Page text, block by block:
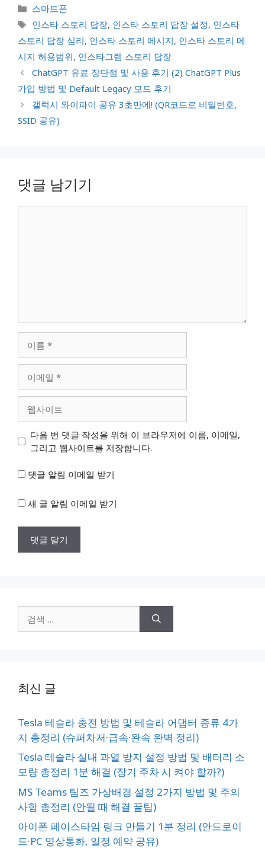
카
테
고
리
스마트폰
태
그
인스타 스토리 답장, 인스타 스토리 답장 설정, 인스타
스토리 답장 심리, 인스타 스토리 메시지, 인스타 스토리 메
시지 허용범위, 인스타그램 스토리 답장
ChatGPT 유료 장단점 및 사용 후기 (2) ChatGPT Plus
가입 방법 및 Default Legacy 모드 후기
갤럭시 와이파이 공유 3초만에! (QR코드로 비밀번호,
SSID 공유)
댓글 남기기
일
트
다음 번 댓글 작성을 위해 이 브라우저에 이름, 이메일,
그리고 웹사이트를 저장합니다.
댓글 알림 이메일 받기
새 글 알림 이메일 받기
색:
최신 글
Tesla 테슬라 충전 방법 및 테슬라 어댑터 종류 4가
지 총정리 (슈퍼차저·급속·완속 완벽 정리)
Tesla 테슬라 실내 과열 방지 설정 방법 및 배터리 소
모량 총정리 1분 해결 (장기 주차 시 켜야 할까?)
MS Teams 팀즈 가상배경 설정 2가지 방법 및 주의
사항 총정리 (안될 때 해결 꿀팁)
아이폰 페이스타임 링크 만들기 1분 정리 (안드로이
드·PC 영상통화, 일정 예약 공유)